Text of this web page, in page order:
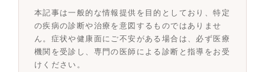
本記事は一般的な情報提供を目的としており、特定
の疾病の診断や治療を意図するものではありませ
ん。症状や健康面にご不安がある場合は、必ず医療
機関を受診し、専門の医師による診断と指導をお受
けください。